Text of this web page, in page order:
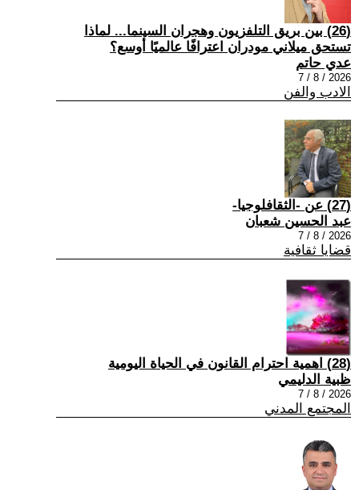
(26) بين بريق التلفزيون وهجران السينما... لماذا
تستحق ميلاني مودران اعترافًا عالميًا أوسع؟
عدي حاتم
2026 / 8 / 7
الادب والفن
(27) عن -الثقافلوجيا-
عبد الحسين شعبان
2026 / 8 / 7
قضايا ثقافية
(28) اهمية احترام القانون في الحياة اليومية
ظبية الدليمي
2026 / 8 / 7
المجتمع المدني